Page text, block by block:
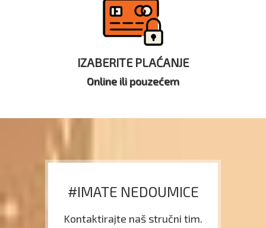
IZABERITE PLAĆANJE
Online ili pouzećem
#IMATE NEDOUMICE
Kontaktirajte naš stručni tim.